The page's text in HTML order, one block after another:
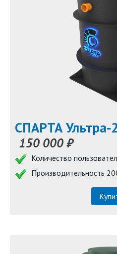
СПАРТА Ультра-2
150 000 ₽
Количество
Производительность